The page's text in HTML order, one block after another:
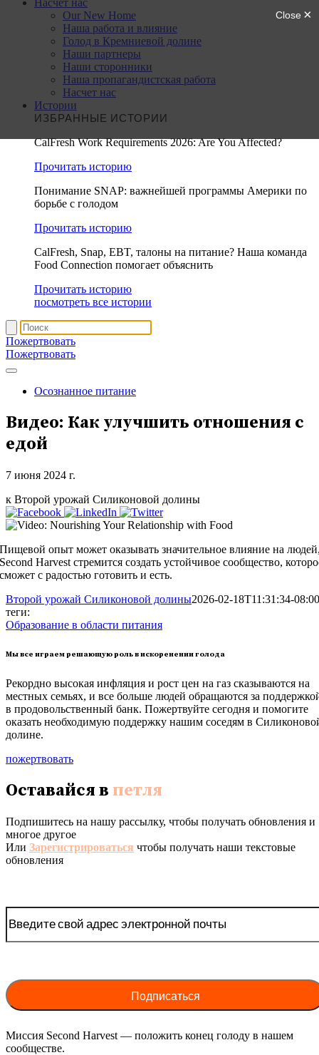
Насчет нас
Our New Home
Наша работа и влияние
Голод в Кремниевой долине
Наши партнеры
Наши сторонники
Наша пропагандистская работа
Насчет нас
Истории
ИЗБРАННЫЕ ИСТОРИИ
CalFresh Work Requirements 2026: Are You Affected?
Прочитать историю
Понимание SNAP: важнейшей программы Америки по
борьбе с голодом
Прочитать историю
CalFresh, Snap, EBT, талоны на питание? Наша команда
Food Connection помогает объяснить
Прочитать историю
посмотреть все истории
Пожертвовать
Пожертвовать
Осознанное питание
Видео: Как улучшить отношения с
едой
7 июня 2024 г.
к Второй урожай Силиконовой долины
Пищевой опыт может оказывать значительное влияние на
Second Harvest стремится создать устойчивое сообщество,
сможет с радостью готовить и есть.
Второй урожай Силиконовой долины2026-02-18T11:31:34-08:00
теги:
Образование в области питания
Мы все играем решающую роль в искоренении голода
Рекордно высокая инфляция и рост цен на газ сказываются на
местных семьях, и все больше людей обращаются за
в продовольственный банк. Пожертвуйте сегодня и помогите
оказать необходимую поддержку нашим соседям в
долине.
пожертвовать
Оставайся в петля
Подпишитесь на нашу рассылку, чтобы получать обновления и
многое другое
Или Зарегистрироваться чтобы получать наши текстовые
обновления
Миссия Second Harvest — положить конец голоду в нашем
сообществе.